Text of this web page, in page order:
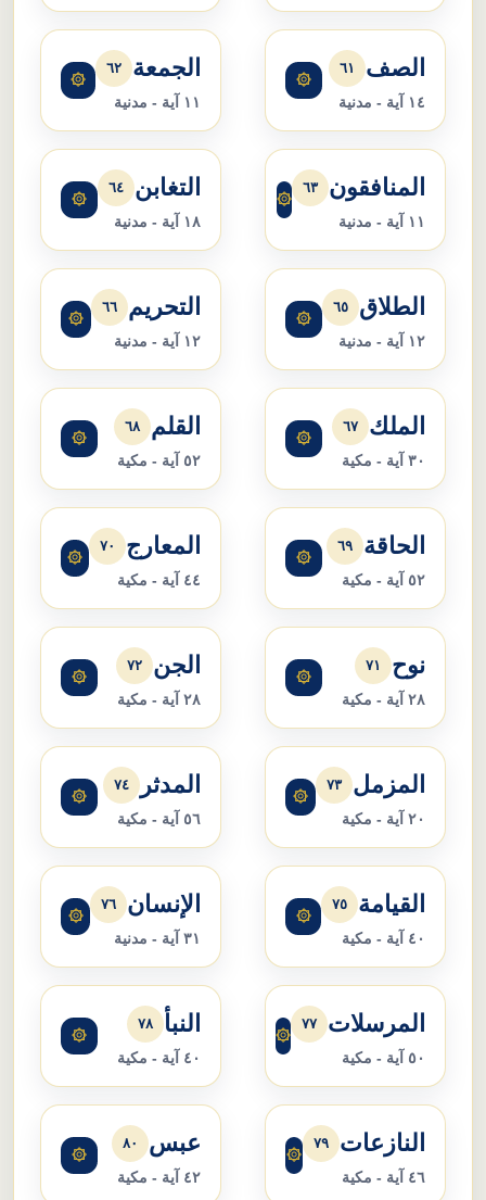
الصف ٦١
١٤ آية - مدنية
۞ الجمعة ٦٢
١١ آية - مدنية
۞
المنافقون ٦٣
١١ آية - مدنية
۞ التغابن ٦٤
١٨ آية - مدنية
۞
الطلاق ٦٥
١٢ آية - مدنية
۞ التحريم ٦٦
١٢ آية - مدنية
۞
الملك ٦٧
٣٠ آية - مكية
۞ القلم ٦٨
٥٢ آية - مكية
۞
الحاقة ٦٩
٥٢ آية - مكية
۞ المعارج ٧٠
٤٤ آية - مكية
۞
نوح ٧١
٢٨ آية - مكية
۞ الجن ٧٢
٢٨ آية - مكية
۞
المزمل ٧٣
٢٠ آية - مكية
۞ المدثر ٧٤
٥٦ آية - مكية
۞
القيامة ٧٥
٤٠ آية - مكية
۞ الإنسان ٧٦
٣١ آية - مدنية
۞
المرسلات ٧٧
٥٠ آية - مكية
۞ النبأ ٧٨
٤٠ آية - مكية
۞
النازعات ٧٩
٤٦ آية - مكية
۞ عبس ٨٠
٤٢ آية - مكية
۞